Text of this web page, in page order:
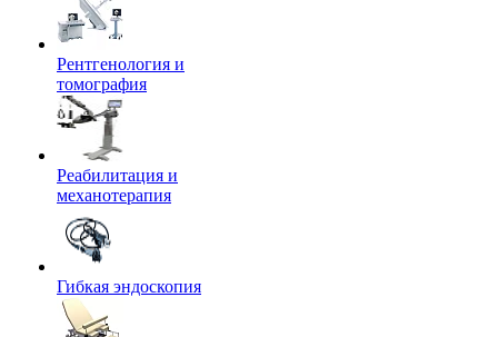
Рентгенология и
томография
Реабилитация и
механотерапия
Гибкая эндоскопия